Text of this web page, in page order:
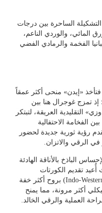
الساحرة بين درجات
المائي، والوردي الناعم،
الفخمة والرمادي الفضي
«إيدن» منحى أكثر عمقاً
تمزج غوجرال هنا بين
التقليدية العريقة، لتبتكر
الفخامة الاحتفالية
رؤية ثورية جديدة لحضور
الرقي والاتزان.
الباذخ بالأناقة الهادئة
تقديم الكورتات
والشروانيات والإطلالات الهندية الغربية (Indo-Western) بروح أكثر خفة
أكثر مرونة، مما يمنح
العملية والرقي الخالد.